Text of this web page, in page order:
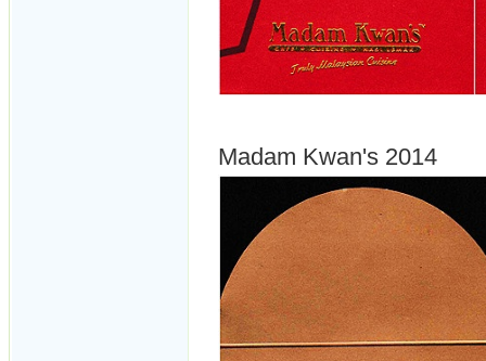
Madam Kwan's 2014